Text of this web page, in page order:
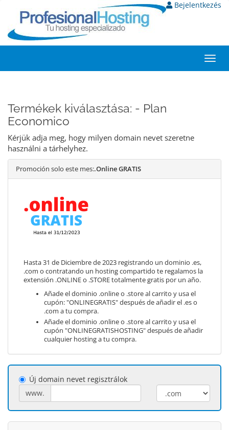
Bejelentkezés
Termékek kiválasztása: - Plan
Economico
Kérjük adja meg, hogy milyen domain nevet szeretne
használni a tárhelyhez.
Promoción solo este mes:.Online GRATIS
Hasta 31 de Diciembre de 2023 registrando un dominio .es,
.com o contratando un hosting compartido te regalamos la
extensión .ONLINE o .STORE totalmente gratis por un año.
Añade el dominio .online o .store al carrito y usa el
cupón: "ONLINEGRATIS" después de añadir el .es o
.com a tu compra.
Añade el dominio .online o .store al carrito y usa el
cupón "ONLINEGRATISHOSTING" después de añadir
cualquier hosting a tu compra.
Új domain nevet regisztrálok
www.